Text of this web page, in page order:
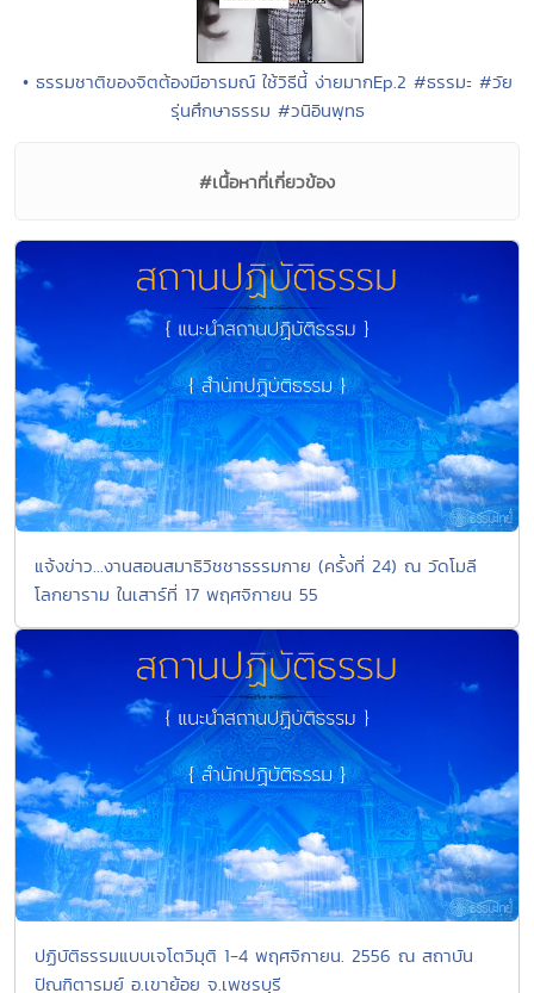
• ธรรมชาติของจิตต้องมีอารมณ์ ใช้วิธีนี้ ง่ายมากEp.2 #ธรรมะ #วัย
รุ่นศึกษาธรรม #วนิอินพุทธ
#เนื้อหาที่เกี่ยวข้อง
แจ้งข่าว...งานสอนสมาธิวิชชาธรรมกาย (ครั้งที่ 24) ณ วัดโมลี
โลกยาราม ในเสาร์ที่ 17 พฤศจิกายน 55
ปฏิบัติธรรมแบบเจโตวิมุติ 1-4 พฤศจิกายน. 2556 ณ สถาบัน
ปัณฑิตารมย์ อ.เขาย้อย จ.เพชรบุรี